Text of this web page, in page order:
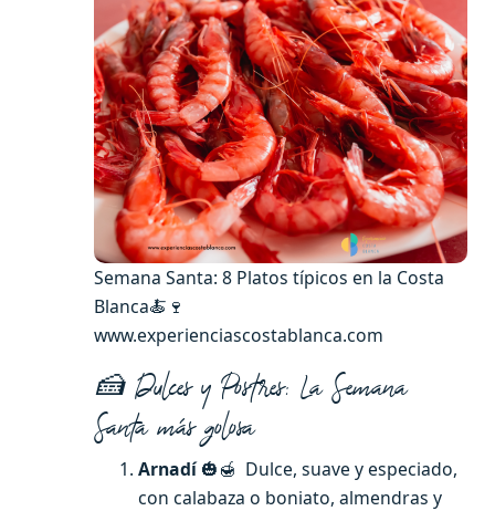
Semana Santa: 8 Platos típicos en la Costa
Blanca🍝🍷
www.experienciascostablanca.com
🍰 Dulces y Postres: La Semana
Santa más golosa
Arnadí🎃🍯 Dulce, suave y especiado,
con calabaza o boniato, almendras y